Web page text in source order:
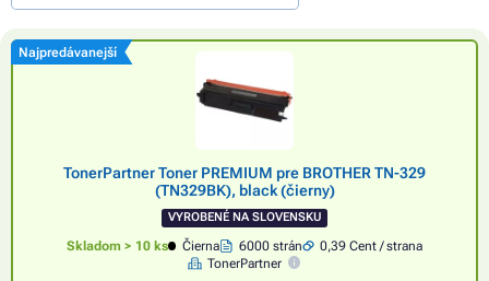
Najpredávanejší
TonerPartner Toner PREMIUM pre BROTHER TN-329
(TN329BK), black (čierny)
VYROBENÉ NA SLOVENSKU
Skladom > 10 ks Čierna 6000 strán
0,39 Cent / strana
TonerPartner